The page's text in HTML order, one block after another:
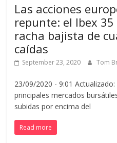
Las acciones
repunte: el Ibex
racha bajista de
caídas
September 23, 2020 Tom
23/09/2020 - 9:01
principales mercados
subidas por encima del
Read more